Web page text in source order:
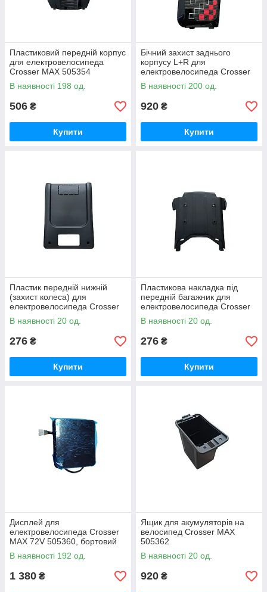
Пластиковий передній корпус
для електровелосипеда
Crosser MAX 505354
В наявності 198 од.
506 ₴
Купити
Бічний захист заднього
корпусу L+R для
електровелосипеда Crosser
MAX 505356
В наявності 200 од.
920 ₴
Купити
Пластик передній нижній
(захист колеса) для
електровелосипеда Crosser
MAX 505357
В наявності 20 од.
276 ₴
Купити
Пластикова накладка під
передній багажник для
електровелосипеда Crosser
MAX 505359
В наявності 20 од.
276 ₴
Купити
Дисплей для
електровелосипеда Crosser
MAX 72V 505360, бортовий
комп'ютер, LCD екран
електровелосипеда
В наявності 192 од.
1 380 ₴
Ящик для акумуляторів на
велосипед Crosser MAX
505362
В наявності 20 од.
920 ₴